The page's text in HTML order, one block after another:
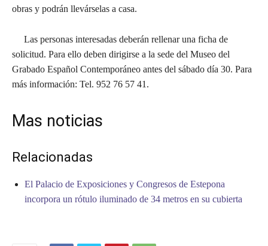
obras y podrán llevárselas a casa.
Las personas interesadas deberán rellenar una ficha de
solicitud. Para ello deben dirigirse a la sede del Museo del
Grabado Español Contemporáneo antes del sábado día 30. Para
más información: Tel. 952 76 57 41.
Mas noticias
Relacionadas
El Palacio de Exposiciones y Congresos de Estepona
incorpora un rótulo iluminado de 34 metros en su cubierta